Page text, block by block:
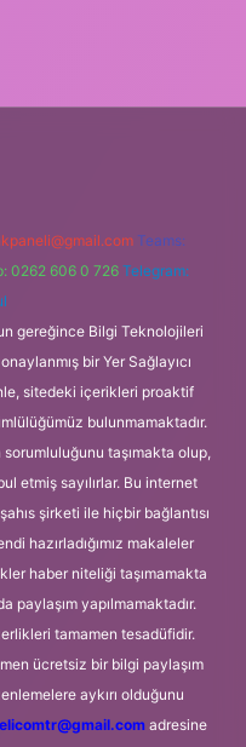
Teams:
0262 606 0 726 Telegram:
gereğince Bilgi Teknolojileri
bir Yer Sağlayıcı
sitedeki içerikleri proaktif
bulunmamaktadır.
taşımakta olup,
etmiş sayılırlar. Bu internet
şirketi ile hiçbir bağlantısı
hazırladığımız makaleler
haber niteliği taşımamakta
paylaşım yapılmamaktadır.
tamamen tesadüfidir.
ücretsiz bir bilgi paylaşım
aykırı olduğunu
adresine